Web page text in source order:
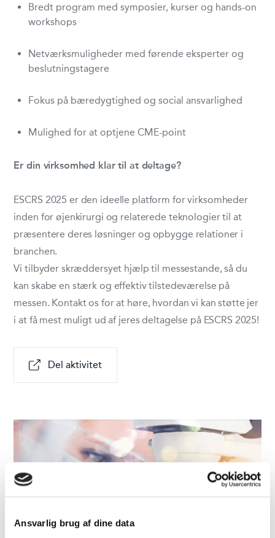
Ansvarlig brug af dine data
Bredt program med symposier, kurser og hands-on
workshops
Netværksmuligheder med førende eksperter og
beslutningstagere
Fokus på bæredygtighed og social ansvarlighed
Mulighed for at optjene CME-point
Er din virksomhed klar til at deltage?
ESCRS 2025 er den ideelle platform for virksomheder
inden for øjenkirurgi og relaterede teknologier til at
præsentere deres løsninger og opbygge relationer i
branchen.
Vi tilbyder skræddersyet hjælp til messestande, så du
kan skabe en stærk og effektiv tilstedeværelse på
messen. Kontakt os for at høre, hvordan vi kan støtte jer
i at få mest muligt ud af jeres deltagelse på ESCRS 2025!
Del aktivitet